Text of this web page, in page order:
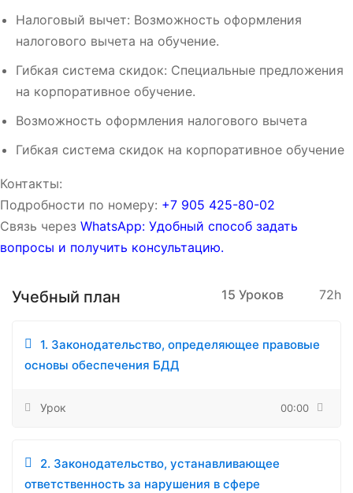
Налоговый вычет: Возможность оформления
налогового вычета на обучение.
Гибкая система скидок: Специальные предложения
на корпоративное обучение.
Возможность оформления налогового вычета
Гибкая система скидок на корпоративное обучение
Контакты:
Подробности по номеру: ‪‪+7 905 425-80-02‬‬
Связь через WhatsApp: Удобный способ задать
вопросы и получить консультацию.
Учебный план 15 Уроков 72h
1. Законодательство, определяющее правовые
основы обеспечения БДД
Урок 00:00
2. Законодательство, устанавливающее
ответственность за нарушения в сфере